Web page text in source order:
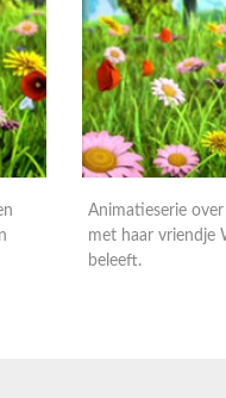
Animatieserie
met haar vriendje
beleeft.